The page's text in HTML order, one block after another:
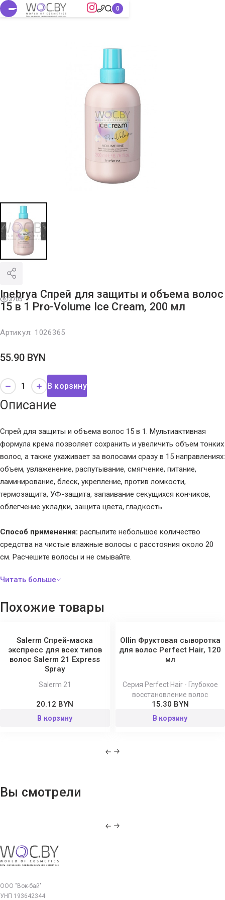
3705
Inebrya Спрей для защиты и объема волос
15 в 1 Pro-Volume Ice Cream, 200 мл
Артикул: 1026365
55.90 BYN
В корзину
Описание
Спрей для защиты и объема волос 15 в 1. Мультиактивная
формула крема позволяет сохранить и увеличить объем тонких
волос, а также ухаживает за волосами сразу в 15 направлениях:
объем, увлаженение, распутывание, смягчение, питание,
ламинирование, блеск, укрепление, против ломкости,
термозащита, УФ-защита, запаивание секущихся кончиков,
облегчение укладки, защита цвета, гладкость.
Способ применения: распылите небольшое количество
средства на чистые влажные волосы с расстояния около 20
см. Расчешите волосы и не смывайте.
Похожие товары
Salerm Спрей-маска
экспресс для всех типов
волос Salerm 21 Express
Spray
Salerm 21
20.12 BYN
В корзину
Ollin Фруктовая сыворотка
для волос Perfect Hair, 120
мл
Серия Perfect Hair - Глубокое
восстановление волос
15.30 BYN
В корзину
Вы смотрели
ООО "Вок-бай"
УНП 193642344